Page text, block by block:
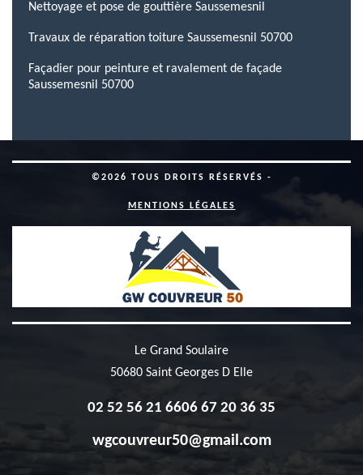
Nettoyage et pose de gouttière Saussemesnil
Travaux de réparation toiture Saussemesnil 50700
Façadier pour peinture et ravalement de façade
Saussemesnil 50700
©2026 TOUS DROITS RÉSERVÉS -
MENTIONS LÉGALES
Le Grand Soulaire
50680 Saint Georges D Elle
02 52 56 21 6606 67 20 36 35
wgcouvreur50@gmail.com